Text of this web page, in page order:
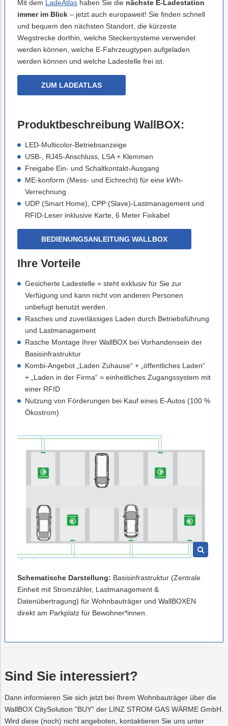
Mit dem LadeAtlas haben Sie die nächste E-Ladestation
immer im Blick – jetzt auch europaweit! Sie finden schnell
und bequem den nächsten Standort, die kürzeste
Wegstrecke dorthin, welche Steckersysteme verwendet
werden können, welche E-Fahrzeugtypen aufgeladen
werden können und welche Ladestelle frei ist.
ZUM LADEATLAS
Produktbeschreibung WallBOX:
LED-Multicolor-Betriebsanzeige
USB-, RJ45-Anschluss, LSA + Klemmen
Freigabe Ein- und Schaltkontakt-Ausgang
ME-konform (Mess- und Eichrecht) für eine kWh-
Verrechnung
UDP (Smart Home), CPP (Slave)-Lastmanagement und
RFID-Leser inklusive Karte, 6 Meter Fixkabel
BEDIENUNGSANLEITUNG WALLBOX
Ihre Vorteile
Gesicherte Ladestelle = steht exklusiv für Sie zur
Verfügung und kann nicht von anderen Personen
unbefugt benutzt werden.
Rasches und zuverlässiges Laden durch Betriebsführung
und Lastmanagement
Rasche Montage Ihrer WallBOX bei Vorhandensein der
Basisinfrastruktur
Kombi-Angebot „Laden Zuhause“ + „öffentliches Laden“
+ „Laden in der Firma“ = einheitliches Zugangssystem mit
einer RFID
Nutzung von Förderungen bei Kauf eines E-Autos (100 %
Ökostrom)
Schematische Darstellung: Basisinfrastruktur (Zentrale
Einheit mit Stromzähler, Lastmanagement &
Datenübertragung) für Wohnbauträger und WallBOXEN
direkt am Parkplatz für Bewohner*innen.
Sind Sie interessiert?
Dann informieren Sie sich jetzt bei Ihrem Wohnbauträger über die
WallBOX CitySolution "BUY" der LINZ STROM GAS WÄRME GmbH.
Wird diese (noch) nicht angeboten, kontaktieren Sie uns unter